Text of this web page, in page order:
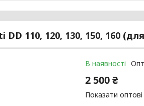
110, 120, 130, 150, 160
В наявності
2 500 ₴
Показати оптові